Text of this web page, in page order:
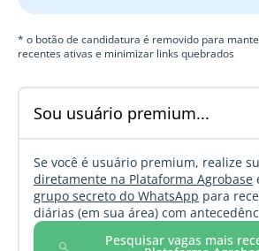
* o botão de candidatura é removido para
recentes ativas e minimizar links quebrados
Sou usuário premium...
Se você é usuário premium, realize
diretamente na Plataforma Agrobase
grupo secreto do WhatsApp para
diárias (em sua área) com
Pesquisar vagas mais